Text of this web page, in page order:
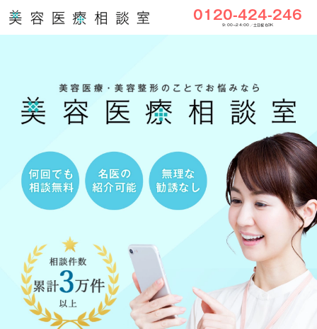
0120-424-246
9:00〜24:00／土日祝もOK